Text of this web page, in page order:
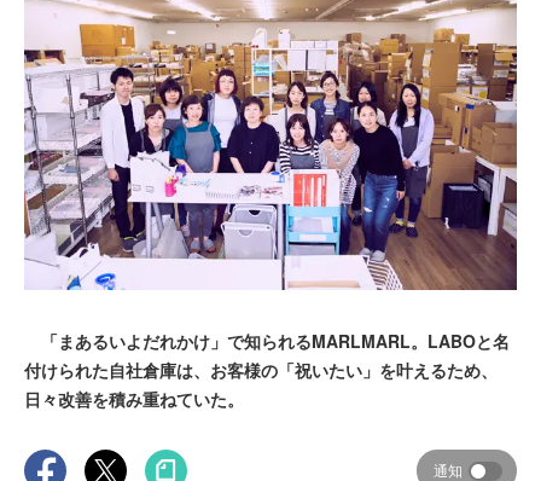
「まあるいよだれかけ」で知られるMARLMARL。LABOと名
付けられた自社倉庫は、お客様の「祝いたい」を叶えるため、
日々改善を積み重ねていた。
通知